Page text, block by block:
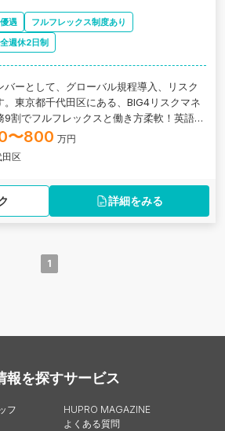
遇
フルフレックス制度あり
週休2日制
バーとして、グローバル規程導入、リスク
東京都千代田区にある、BIG4リスクマネ
9割でフルフレックスと働き方柔軟！英語力
スクを経営視点で俯瞰！次世代リスクマネ
／グローバルルールを日本に導入・運用す
国以上に展開するBig4系プロフェッショナ
〜800 万円
田区
詳細をみる
1
報を探す
フ
サービス
HUPRO MAGAZINE
よくある質問